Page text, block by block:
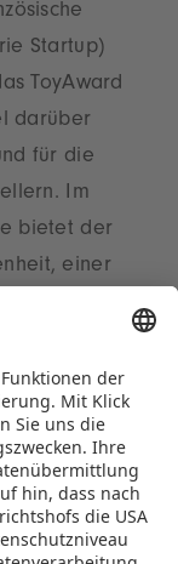
Startup)
ToyAward
darüber
für die
Im
bietet der
einer
und
auf der
.